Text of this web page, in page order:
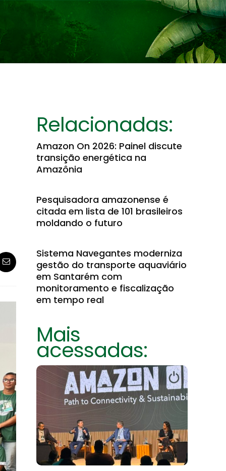
Relacionadas:
Amazon On 2026: Painel discute
transição energética na
Amazônia
Pesquisadora amazonense é
citada em lista de 101 brasileiros
moldando o futuro
Sistema Navegantes moderniza
gestão do transporte aquaviário
em Santarém com
monitoramento e fiscalização
em tempo real
Mais
acessadas: